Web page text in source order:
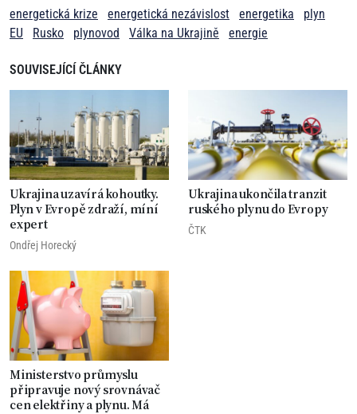
energetická krize
energetická nezávislost energetika
plyn
EU
Rusko plynovod Válka na Ukrajině energie
SOUVISEJÍCÍ ČLÁNKY
Ukrajina uzavírá kohoutky.
Plyn v Evropě zdraží, míní
expert
Ondřej Horecký
Ukrajina ukončila tranzit
ruského plynu do Evropy
ČTK
Ministerstvo průmyslu
připravuje nový srovnávač
cen elektřiny a plynu. Má